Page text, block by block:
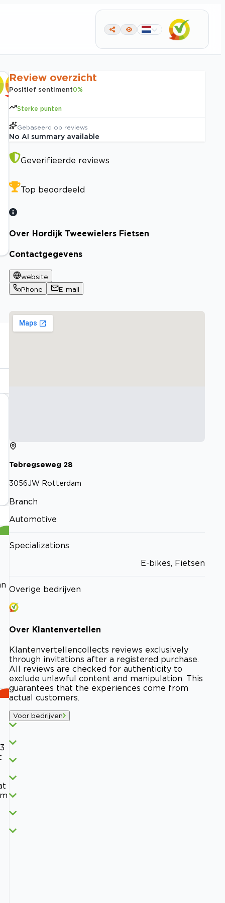
Review overzicht
Positief sentiment0%
Sterke punten
Gebaseerd op reviews
No AI summary available
Geverifieerde reviews
Top beoordeeld
Over Hordijk Tweewielers Fietsen
Contactgegevens
website
Phone
E-mail
Tebregseweg 28
3056JW Rotterdam
Branch
Automotive
Specializations
E-bikes, Fietsen
Overige bedrijven
Over Klantenvertellen
Klantenvertellencollects reviews exclusively
through invitations after a registered purchase.
All reviews are checked for authenticity to
exclude unlawful content and manipulation. This
guarantees that the experiences come from
actual customers.
Voor bedrijven